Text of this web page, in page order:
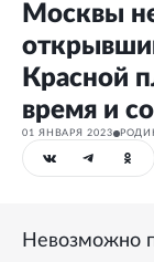
Москвы
Красной
время и
01 ЯНВАРЯ 2023
Невозможно